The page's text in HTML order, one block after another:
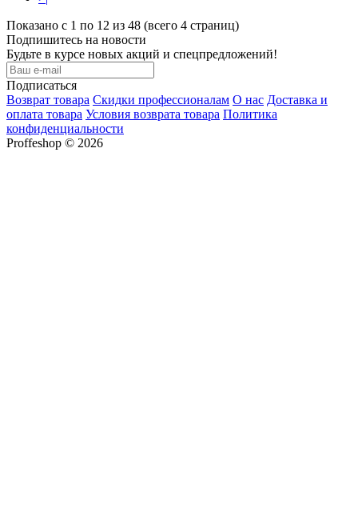
Показано с 1 по 12 из 48 (всего 4 страниц)
Подпишитесь на новости
Будьте в курсе новых акций и спецпредложений!
Подписаться
Возврат товара Скидки профессионалам О нас Доставка и
оплата товара Условия возврата товара Политика
конфиденциальности
Proffeshop © 2026